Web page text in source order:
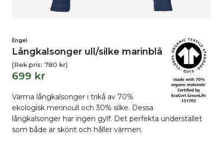
Engel
Långkalsonger ull/silke marinblå
(Rek.pris: 780 kr)
699 kr
Varma långkalsonger i trikå av 70%
ekologisk merinoull och 30% silke. Dessa
långkalsonger har ingen gylf. Det perfekta understället
som både är skönt och håller värmen.